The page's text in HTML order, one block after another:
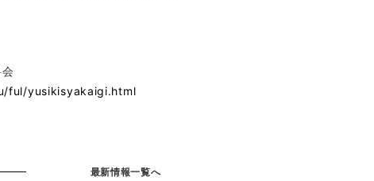
ful/yusikisyakaigi.html
最新情報一覧へ